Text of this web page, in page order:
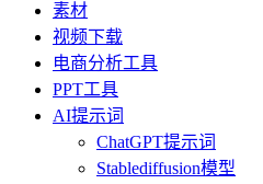
素材
视频下载
电商分析工具
PPT工具
AI提示词
ChatGPT提示词
Stablediffusion模型